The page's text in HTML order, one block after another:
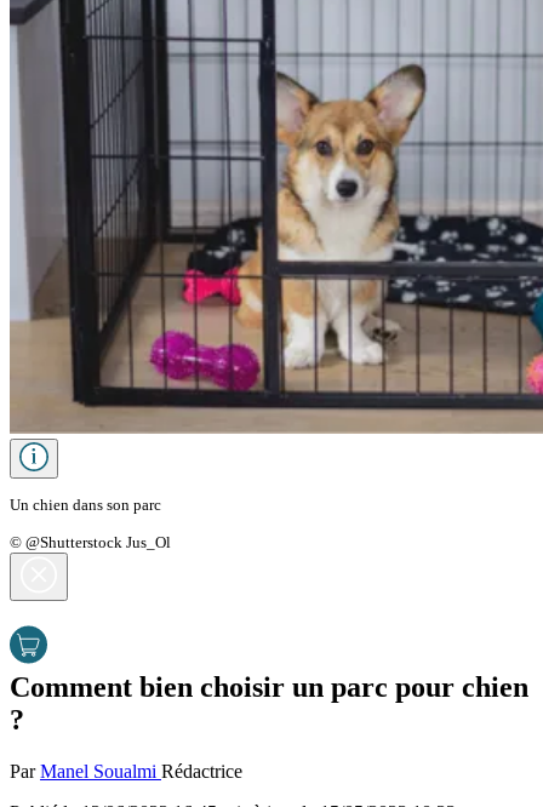
Un chien dans son parc
© @Shutterstock Jus_Ol
Comment bien choisir un parc pour chien
?
ParManel Soualmi Rédactrice